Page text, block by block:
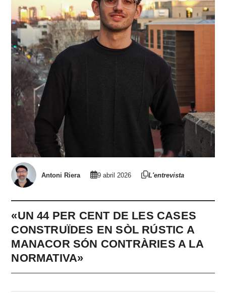
Antoni Riera 9 abril 2026 L'entrevista
«UN 44 PER CENT DE LES CASES
CONSTRUÏDES EN SÒL RÚSTIC A
MANACOR SÓN CONTRÀRIES A LA
NORMATIVA»